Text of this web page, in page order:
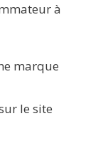
à
marque
le site